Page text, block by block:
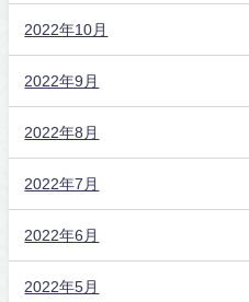
2022年10月
2022年9月
2022年8月
2022年7月
2022年6月
2022年5月